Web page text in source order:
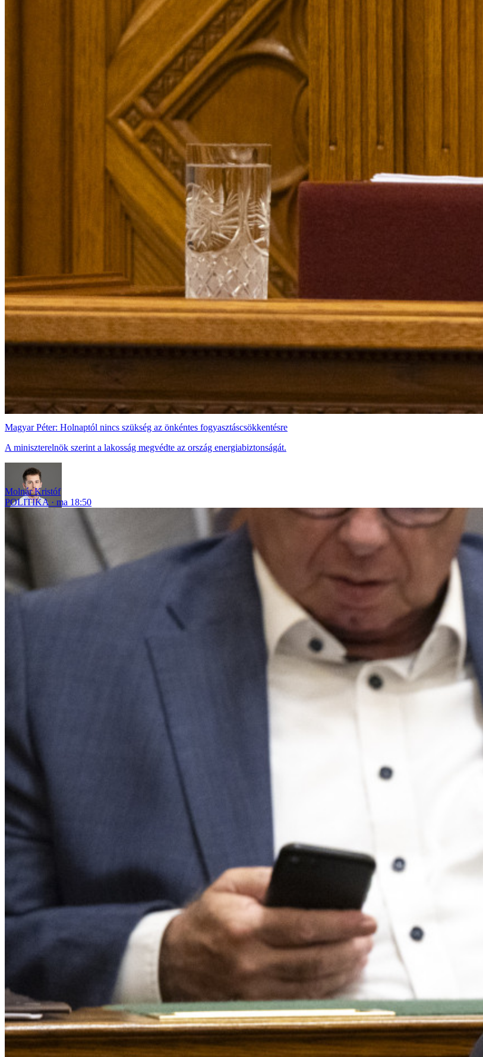
Magyar Péter: Holnaptól nincs szükség az önkéntes fogyasztáscsökkentésre
A miniszterelnök szerint a lakosság megvédte az ország energiabiztonságát.
Molnár Kristóf
POLITIKA
ma 18:50